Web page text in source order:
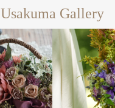
Usakuma Gallery